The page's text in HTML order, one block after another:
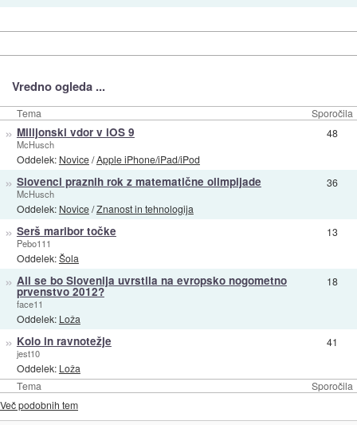
Vredno ogleda ...
Tema Sporočila
Tema Sporočila
» Milijonski vdor v iOS 9
McHusch
Oddelek: Novice/Apple iPhone/iPad/iPod
48
» Slovenci praznih rok z matematične olimpijade
McHusch
Oddelek: Novice/Znanost in tehnologija
36
» Serš maribor točke
Pebo111
Oddelek:Šola
13
» Ali se bo Slovenija uvrstila na evropsko nogometno
prvenstvo 2012?
face11
Oddelek: Loža
18
» Kolo in ravnotežje
jest10
Oddelek: Loža
41
Več podobnih tem